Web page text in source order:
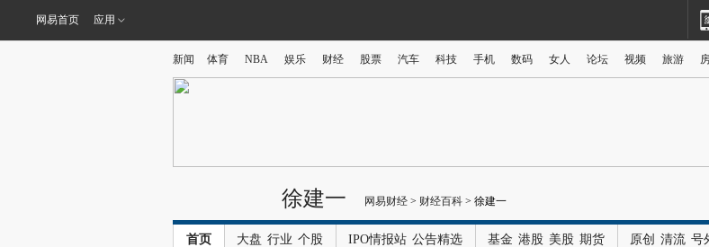
网易首页 应用
新闻 体育 NBA 娱乐 财经 股票 汽车 科技 手机 数码 女人 论坛 视频 旅游
徐建一 网易财经 > 财经百科 > 徐建一
首页 大盘 行业 个股 IPO情报站 公告精选 基金 港股 美股 期货 原创 清流 号